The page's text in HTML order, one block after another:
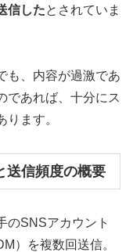
信したとされていま
も、内容が過激であ
であれば、十分にス
ります。
送信頻度の概要
のSNSアカウント
）を複数回送信。